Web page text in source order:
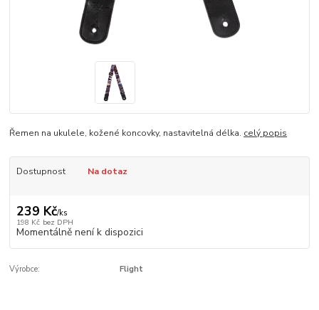
Řemen na ukulele, kožené koncovky, nastavitelná délka. celý popis
Dostupnost Na dotaz
239 Kč/ks
198 Kč bez DPH
Momentálně není k dispozici
Výrobce: Flight